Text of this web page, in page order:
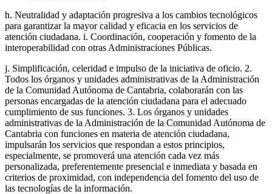
h. Neutralidad y adaptación progresiva a los cambios tecnológicos
para garantizar la mayor calidad y eficacia en los servicios de
atención ciudadana. i. Coordinación, cooperación y fomento de la
interoperabilidad con otras Administraciones Públicas.
j. Simplificación, celeridad e impulso de la iniciativa de oficio. 2.
Todos los órganos y unidades administrativas de la Administración
de la Comunidad Autónoma de Cantabria, colaborarán con las
personas encargadas de la atención ciudadana para el adecuado
cumplimiento de sus funciones. 3. Los órganos y unidades
administrativas de la Administración de la Comunidad Autónoma de
Cantabria con funciones en materia de atención ciudadana,
impulsarán los servicios que respondan a estos principios,
especialmente, se promoverá una atención cada vez más
personalizada, preferentemente presencial e inmediata y basada en
criterios de proximidad, con independencia del fomento del uso de
las tecnologías de la información.